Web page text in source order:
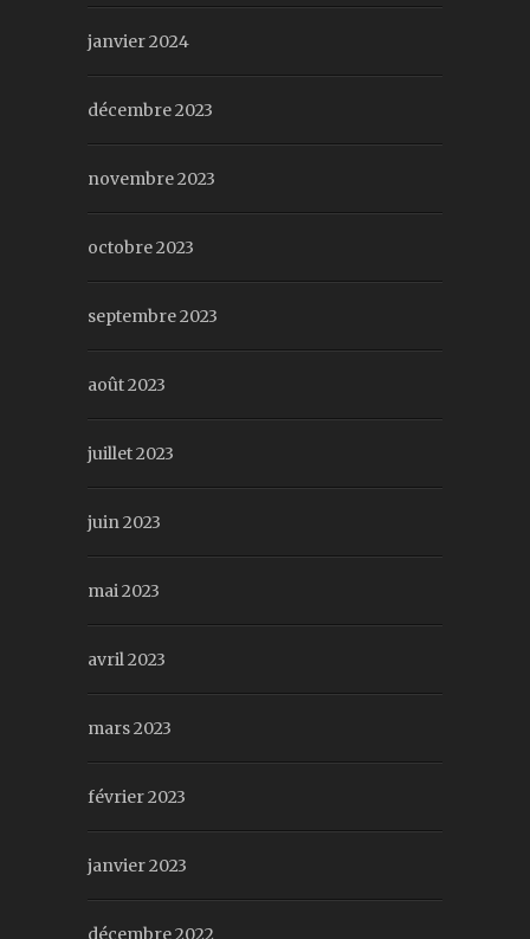
janvier 2024
décembre 2023
novembre 2023
octobre 2023
septembre 2023
août 2023
juillet 2023
juin 2023
mai 2023
avril 2023
mars 2023
février 2023
janvier 2023
décembre 2022